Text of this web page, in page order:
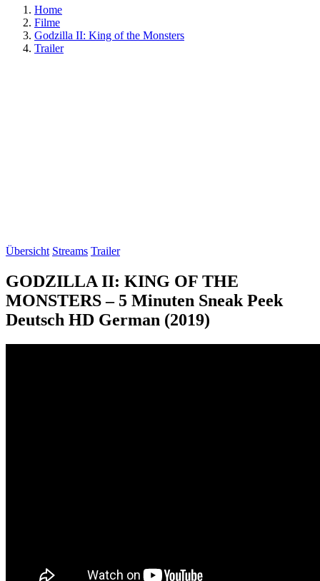
Home
Filme
Godzilla II: King of the Monsters
Trailer
Übersicht Streams Trailer
GODZILLA II: KING OF THE
MONSTERS – 5 Minuten Sneak Peek
Deutsch HD German (2019)